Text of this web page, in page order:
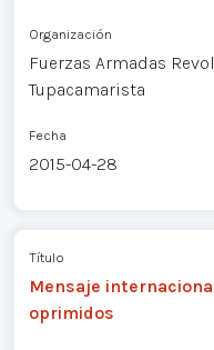
Organización
Fuerzas Armadas
Tupacamarista
Fecha
2015-04-28
Título
Mensaje
oprimidos